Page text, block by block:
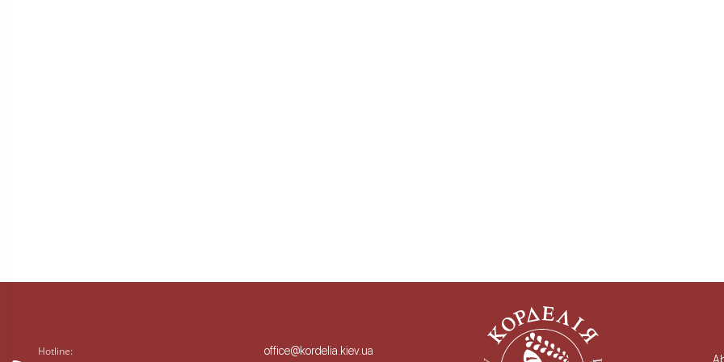
Hotline:
office@kordelia.kiev.ua